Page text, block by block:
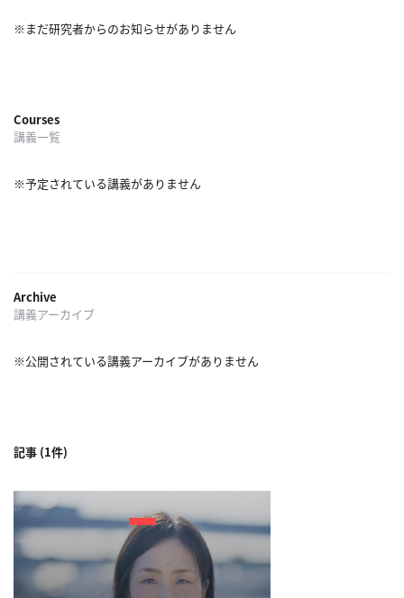
要
リ
特
商
※まだ研究者からのお知らせがありません
Courses
講義一覧
※予定されている講義がありません
Archive
講義アーカイブ
※公開されている講義アーカイブがありません
記事 (1件)